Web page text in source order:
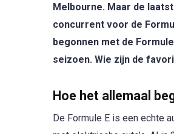
Melbourne. Maar de
concurrent voor de
begonnen met de
seizoen. Wie zijn de
Hoe het allemaal
De Formule E is een echte